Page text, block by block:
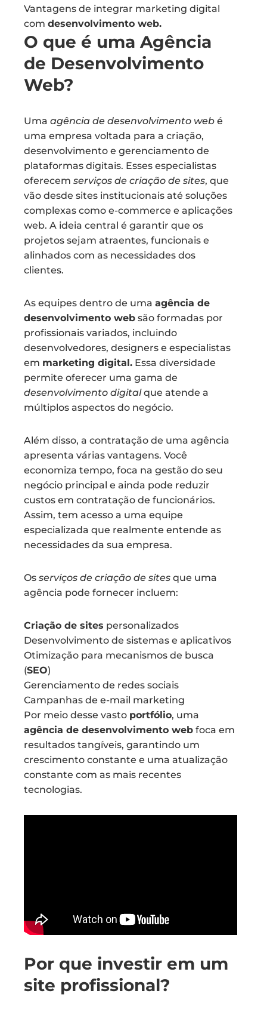
Vantagens de integrar marketing digital
com desenvolvimento web.
O que é uma Agência
de Desenvolvimento
Web?
Uma agência de desenvolvimento web é
uma empresa voltada para a criação,
desenvolvimento e gerenciamento de
plataformas digitais. Esses especialistas
oferecem serviços de criação de sites, que
vão desde sites institucionais até soluções
complexas como e-commerce e aplicações
web. A ideia central é garantir que os
projetos sejam atraentes, funcionais e
alinhados com as necessidades dos
clientes.
As equipes dentro de uma agência de
desenvolvimento web são formadas por
profissionais variados, incluindo
desenvolvedores, designers e especialistas
em marketing digital. Essa diversidade
permite oferecer uma gama de
desenvolvimento digitalque atende a
múltiplos aspectos do negócio.
Além disso, a contratação de uma agência
apresenta várias vantagens. Você
economiza tempo, foca na gestão do seu
negócio principal e ainda pode reduzir
custos em contratação de funcionários.
Assim, tem acesso a uma equipe
especializada que realmente entende as
necessidades da sua empresa.
Os serviços de criação de sites que uma
agência pode fornecer incluem:
Criação de sites personalizados
Desenvolvimento de sistemas e aplicativos
Otimização para mecanismos de busca
(SEO)
Gerenciamento de redes sociais
Campanhas de e-mail marketing
Por meio desse vasto portfólio, uma
agência de desenvolvimento web foca em
resultados tangíveis, garantindo um
crescimento constante e uma atualização
constante com as mais recentes
tecnologias.
Por que investir em um
site profissional?